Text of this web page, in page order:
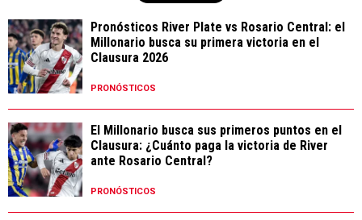
Pronósticos River Plate vs Rosario Central: el
Millonario busca su primera victoria en el
Clausura 2026
PRONÓSTICOS
El Millonario busca sus primeros puntos en el
Clausura: ¿Cuánto paga la victoria de River
ante Rosario Central?
PRONÓSTICOS